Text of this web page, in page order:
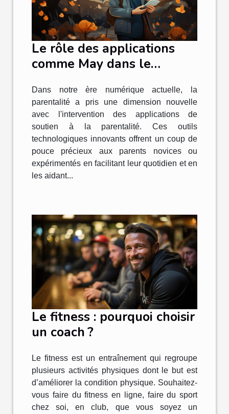
Le rôle des applications
comme May dans le
Dans notre ère numérique actuelle, la
parentalité a pris une dimension nouvelle
avec l'intervention des applications de
soutien à la parentalité. Ces outils
technologiques innovants offrent un coup de
pouce précieux aux parents novices ou
expérimentés en facilitant leur quotidien et en
les aidant...
Le fitness : pourquoi choisir
un coach ?
Le fitness est un entraînement qui regroupe
plusieurs activités physiques dont le but est
d’améliorer la condition physique. Souhaitez-
vous faire du fitness en ligne, faire du sport
chez soi, en club, que vous soyez un